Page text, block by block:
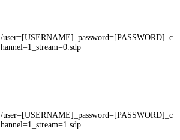
/user=[USERNAME]_password=[PASSWORD]_c
hannel=1_stream=0.sdp
/user=[USERNAME]_password=[PASSWORD]_c
hannel=1_stream=1.sdp